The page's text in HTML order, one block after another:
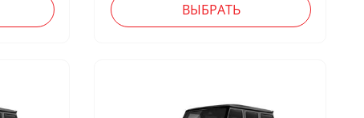
ВЫБРАТЬ